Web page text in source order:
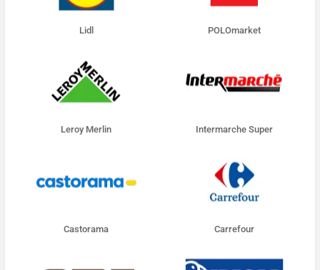
Lidl POLOmarket
Leroy Merlin Intermarche Super
Castorama Carrefour